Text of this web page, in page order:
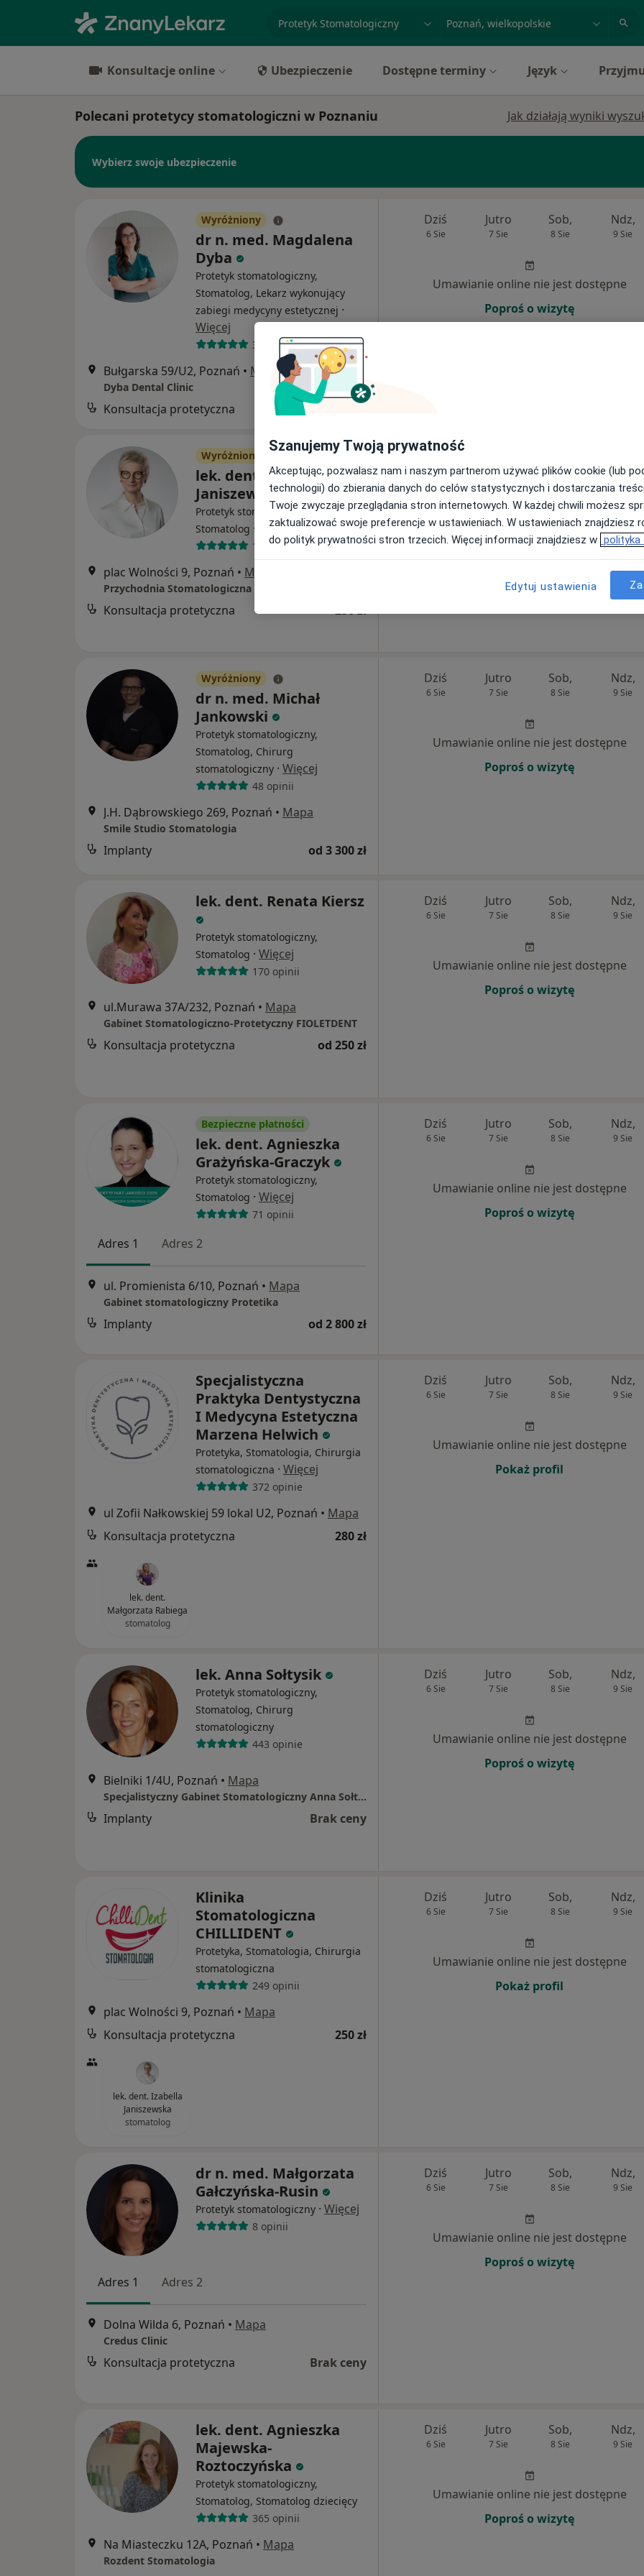
miasto lub dzielnica
Konsultacje online Ubezpieczenie Dostępne terminy Język
Polecani protetycy stomatologiczni w Poznaniu Jak działają wyniki
Wybierz swoje ubezpieczenie
Wyróżniony
dr n. med. Magdalena
Dyba
Protetyk stomatologiczny,
Stomatolog, Lekarz wykonujący
zabiegi medycyny estetycznej ·
Więcej
32 opinie
Bułgarska 59/U2, Poznań • Mapa
Dyba Dental Clinic
Konsultacja protetyczna
Dziś
6 Sie
Jutro
7 Sie
Sob,
8 Sie
Ndz,
9 Sie
Umawianie online nie jest dostępne
Poproś o wizytę
Wyróżniony
lek. dent. Izabella
Janiszewska
Protetyk stomatologiczny,
Stomatolog · Więcej
132 opinie
plac Wolności 9, Poznań • Mapa
Przychodnia Stomatologiczna CHILLIDENT
Konsultacja protetyczna 250 zł
Dziś
6 Sie 7 Sie 8 Sie 9 Sie
Umawianie online nie jest dostępne
Poproś o wizytę
Wyróżniony
dr n. med. Michał
Jankowski
Protetyk stomatologiczny,
Stomatolog, Chirurg
stomatologiczny · Więcej
48 opinii
J.H. Dąbrowskiego 269, Poznań • Mapa
Smile Studio Stomatologia
Implanty od 3 300 zł
Dziś
6 Sie
Jutro
7 Sie
Sob,
8 Sie
Ndz,
9 Sie
Umawianie online nie jest dostępne
Poproś o wizytę
lek. dent. Renata Kiersz
Protetyk stomatologiczny,
Stomatolog · Więcej
170 opinii
ul.Murawa 37A/232, Poznań • Mapa
Gabinet Stomatologiczno-Protetyczny FIOLETDENT
Konsultacja protetyczna od 250 zł
Dziś
6 Sie
Jutro
7 Sie
Sob,
8 Sie
Ndz,
9 Sie
Umawianie online nie jest dostępne
Poproś o wizytę
Bezpieczne płatności
lek. dent. Agnieszka
Grażyńska-Graczyk
Protetyk stomatologiczny,
Stomatolog · Więcej
71 opinii
Adres 1 Adres 2
ul. Promienista 6/10, Poznań • Mapa
Gabinet stomatologiczny Protetika
Implanty od 2 800 zł
Dziś
6 Sie
Jutro
7 Sie
Sob,
8 Sie
Ndz,
9 Sie
Umawianie online nie jest dostępne
Poproś o wizytę
Specjalistyczna
Praktyka Dentystyczna
I Medycyna Estetyczna
Marzena Helwich
Protetyka, Stomatologia, Chirurgia
stomatologiczna · Więcej
372 opinie
ul Zofii Nałkowskiej 59 lokal U2, Poznań • Mapa
Konsultacja protetyczna
280 zł
lek. dent.
Małgorzata Rabiega
stomatolog
Dziś
6 Sie
Jutro
7 Sie
Sob,
8 Sie
Ndz,
9 Sie
Umawianie online nie jest dostępne
Pokaż profil
lek. Anna Sołtysik
Protetyk stomatologiczny,
Stomatolog, Chirurg
stomatologiczny
443 opinie
Bielniki 1/4U, Poznań • Mapa
Specjalistyczny Gabinet Stomatologiczny Anna Sołtysik
Implanty Brak ceny
Dziś
6 Sie
Jutro
7 Sie
Sob,
8 Sie
Ndz,
9 Sie
Umawianie online nie jest dostępne
Poproś o wizytę
Klinika
Stomatologiczna
CHILLIDENT
Protetyka, Stomatologia, Chirurgia
stomatologiczna
249 opinii
plac Wolności 9, Poznań • Mapa
Konsultacja protetyczna
250 zł
lek. dent. Izabella
Janiszewska
stomatolog
Dziś
6 Sie
Jutro
7 Sie
Sob,
8 Sie
Ndz,
9 Sie
Umawianie online nie jest dostępne
Pokaż profil
dr n. med. Małgorzata
Gałczyńska-Rusin
Protetyk stomatologiczny · Więcej
8 opinii
Adres 1 Adres 2
Dolna Wilda 6, Poznań • Mapa
Credus Clinic
Konsultacja protetyczna Brak ceny
Dziś
6 Sie
Jutro
7 Sie
Sob,
8 Sie
Ndz,
9 Sie
Umawianie online nie jest dostępne
Poproś o wizytę
lek. dent. Agnieszka
Majewska-
Roztoczyńska
Protetyk stomatologiczny,
Stomatolog, Stomatolog dziecięcy
365 opinii
Na Miasteczku 12A, Poznań • Mapa
Rozdent Stomatologia
Dziś
6 Sie
Jutro
7 Sie
Sob,
8 Sie
Ndz,
9 Sie
Umawianie online nie jest dostępne
Poproś o wizytę
Szanujemy Twoją prywatność
Akceptując, pozwalasz nam i naszym partnerom używać plików cookie (lub
technologii) do zbierania danych do celów statystycznych i dostarczania
Twoje zwyczaje przeglądania stron internetowych. W każdej chwili możesz
zaktualizować swoje preferencje w ustawieniach. W ustawieniach znajdziesz
do polityk prywatności stron trzecich. Więcej informacji znajdziesz w polityka
Edytuj ustawienia